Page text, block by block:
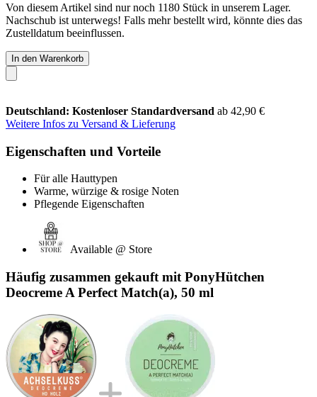
Von diesem Artikel sind nur noch 1180 Stück in unserem Lager.
Nachschub ist unterwegs! Falls mehr bestellt wird, könnte dies das
Zustelldatum beeinflussen.
In den Warenkorb
Deutschland: Kostenloser Standardversand ab 42,90 €
Weitere Infos zu Versand & Lieferung
Eigenschaften und Vorteile
Für alle Hauttypen
Warme, würzige & rosige Noten
Pflegende Eigenschaften
Available @ Store
Häufig zusammen gekauft mit PonyHütchen
Deocreme A Perfect Match(a), 50 ml